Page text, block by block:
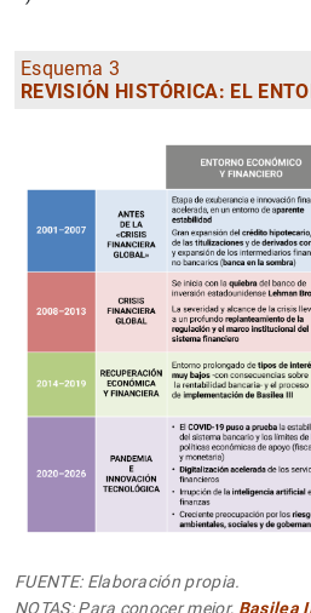
Esquema 3
REVISIÓN HISTÓRICA: EL
FUENTE: Elaboración propia.
NOTAS: Para conocer mejor, Basilea